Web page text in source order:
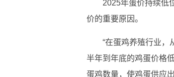
2025年蛋价持续低
价的重要原因。
“在蛋鸡养殖行业，
半年到年底的鸡蛋价格
蛋鸡数量，使鸡蛋供应